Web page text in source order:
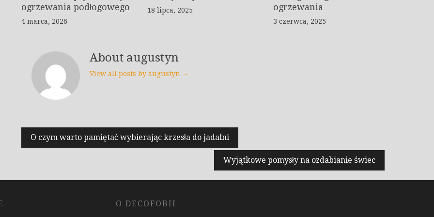
ogrzewania podłogowego
4 marca, 2026
18 lipca, 2025
ogrzewania
3 czerwca, 2025
About augustyn
View all posts by augustyn →
Nawigacja
wpisu
O czym warto pamiętać wybierając krzesła do jadalni
Wyjątkowe pomysły na ozdabianie świec
O DECOFOBII